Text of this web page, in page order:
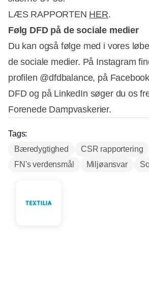
LÆS RAPPORTEN HER.
Følg DFD på de sociale medier
Du kan også følge med i vores
de sociale medier. På Instagram
profilen @dfdbalance, på
DFD og på LinkedIn søger du os
Forenede Dampvaskerier.
Tags:
Bæredygtighed
CSR rapportering
FN's verdensmål
Miljøansvar